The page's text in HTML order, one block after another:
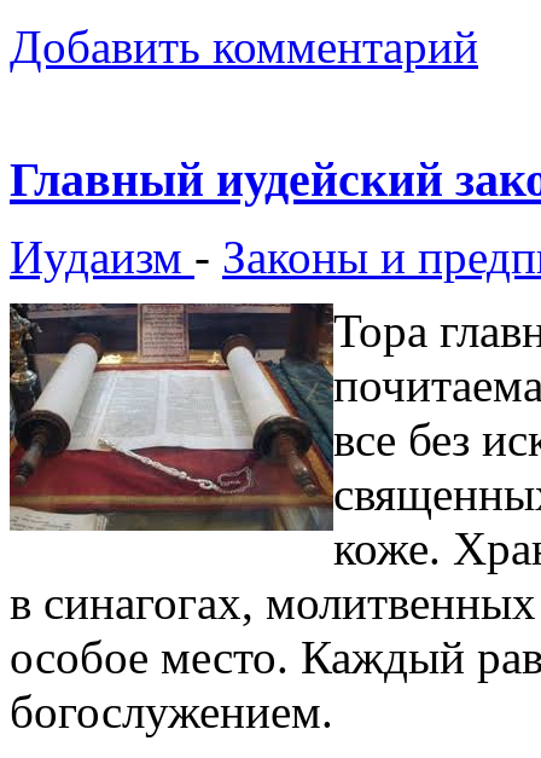
Добавить комментарий
Главный иудейский
Иудаизм - Законы и
Тора
все без
коже.
в синагогах,
особое место. Каждый
богослужением.